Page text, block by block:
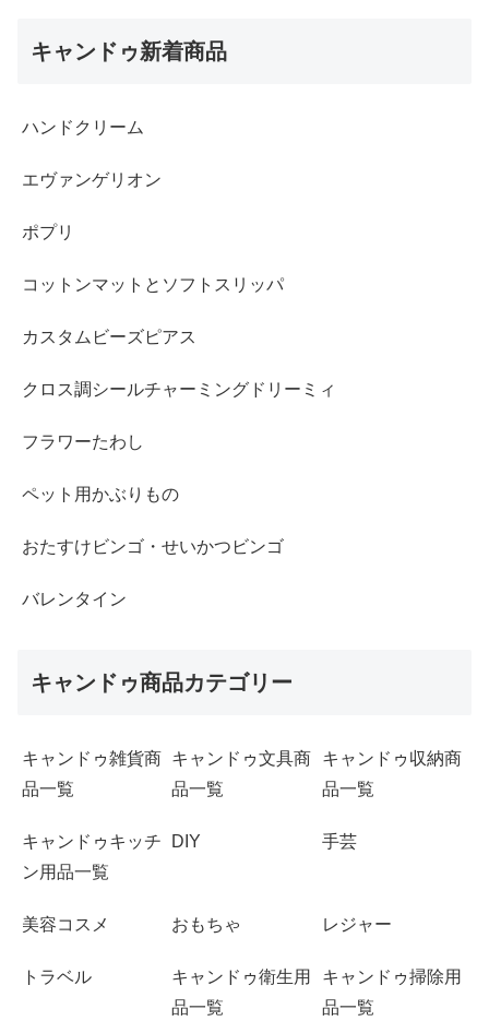
キャンドゥ新着商品
ハンドクリーム
エヴァンゲリオン
ポプリ
コットンマットとソフトスリッパ
カスタムビーズピアス
クロス調シールチャーミングドリーミィ
フラワーたわし
ペット用かぶりもの
おたすけビンゴ・せいかつビンゴ
バレンタイン
キャンドゥ商品カテゴリー
キャンドゥ雑貨商
品一覧
キャンドゥ文具商
品一覧
キャンドゥ収納商
品一覧
キャンドゥキッチ
ン用品一覧
DIY 手芸
美容コスメ おもちゃ レジャー
トラベル
キャンドゥ衛生用
品一覧
キャンドゥ掃除用
品一覧